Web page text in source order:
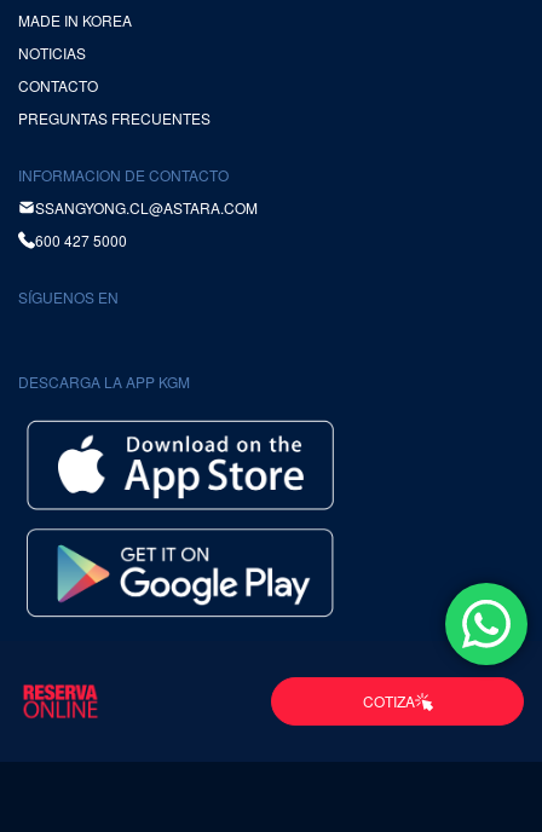
COTIZA
MADE IN KOREA
NOTICIAS
CONTACTO
PREGUNTAS FRECUENTES
INFORMACION DE CONTACTO
SSANGYONG.CL@ASTARA.COM
600 427 5000
SÍGUENOS EN
DESCARGA LA APP KGM
Política de
Privacidad
condiciones